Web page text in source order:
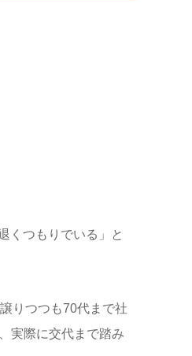
くつもりでいる」と
りつつも70代まで社
実際に交代まで踏み